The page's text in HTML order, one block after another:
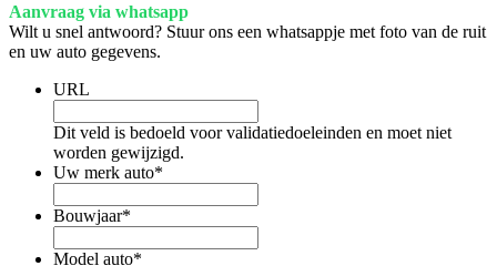
Aanvraag via whatsapp
Wilt u snel antwoord? Stuur ons een whatsappje met foto van de ruit
en uw auto gegevens.
URL
Dit veld is bedoeld voor validatiedoeleinden en moet niet
worden gewijzigd.
Uw merk auto*
Bouwjaar*
Model auto*